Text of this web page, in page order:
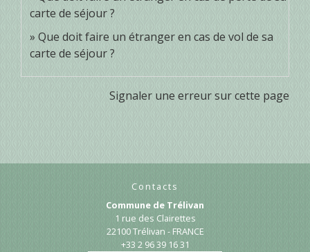
carte de séjour ?
Que doit faire un étranger en cas de vol de sa
carte de séjour ?
Signaler une erreur sur cette page
Contacts
Commune de Trélivan
1 rue des Clairettes
22100 Trélivan - FRANCE
+33 2 96 39 16 31